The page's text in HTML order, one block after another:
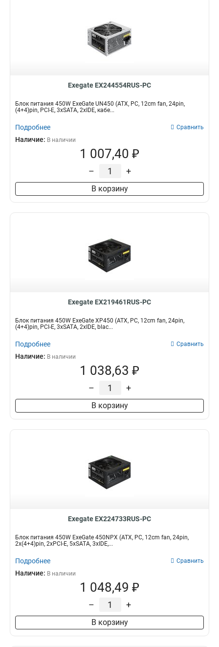
Exegate EX244554RUS-PC
Блок питания 450W ExeGate UN450 (ATX, PC, 12cm fan, 24pin,
(4+4)pin, PCI-E, 3xSATA, 2xIDE, кабе...
Подробнее Сравнить
Наличие: В наличии
1 007,40 ₽
– +
В корзину
Exegate EX219461RUS-PC
Блок питания 450W ExeGate XP450 (ATX, PC, 12cm fan, 24pin,
(4+4)pin, PCI-E, 3xSATA, 2xIDE, blac...
Подробнее Сравнить
Наличие: В наличии
1 038,63 ₽
– +
В корзину
Exegate EX224733RUS-PC
Блок питания 450W ExeGate 450NPX (ATX, PC, 12cm fan, 24pin,
2x(4+4)pin, 2xPCI-E, 5xSATA, 3xIDE,...
Подробнее Сравнить
Наличие: В наличии
1 048,49 ₽
– +
В корзину